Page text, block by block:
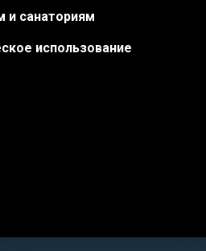
и санаториям
использование